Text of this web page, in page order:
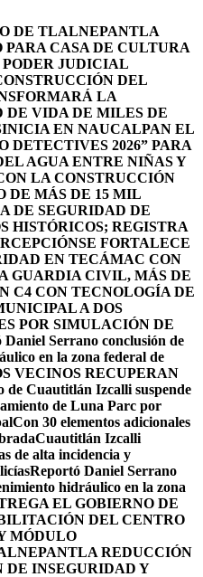
DE TLALNEPANTLA
PARA CASA DE CULTURA
JUDICIAL
DEL
LA
VIDA DE MILES DE
INICIA EN NAUCALPAN EL
DETECTIVES 2026” PARA
AGUA ENTRE NIÑAS Y
LA CONSTRUCCIÓN
DE MÁS DE 15 MIL
DE SEGURIDAD DE
HISTÓRICOS; REGISTRA
SE FORTALECE
EN TECÁMAC CON
GUARDIA CIVIL, MÁS DE
C4 CON TECNOLOGÍA DE
A DOS
POR SIMULACIÓN DE
Daniel Serrano conclusión de
en la zona federal de
VECINOS RECUPERAN
de Cuautitlán Izcalli suspende
de Luna Parc por
Con 30 elementos adicionales
Cuautitlán Izcalli
de alta incidencia y
Reportó Daniel Serrano
hidráulico en la zona
EL GOBIERNO DE
DEL CENTRO
MÓDULO
REDUCCIÓN
DE INSEGURIDAD Y